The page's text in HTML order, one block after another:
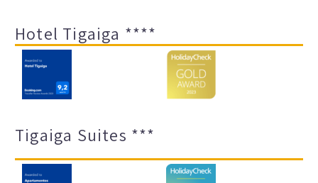
Hotel Tigaiga ****
Tigaiga Suites ***